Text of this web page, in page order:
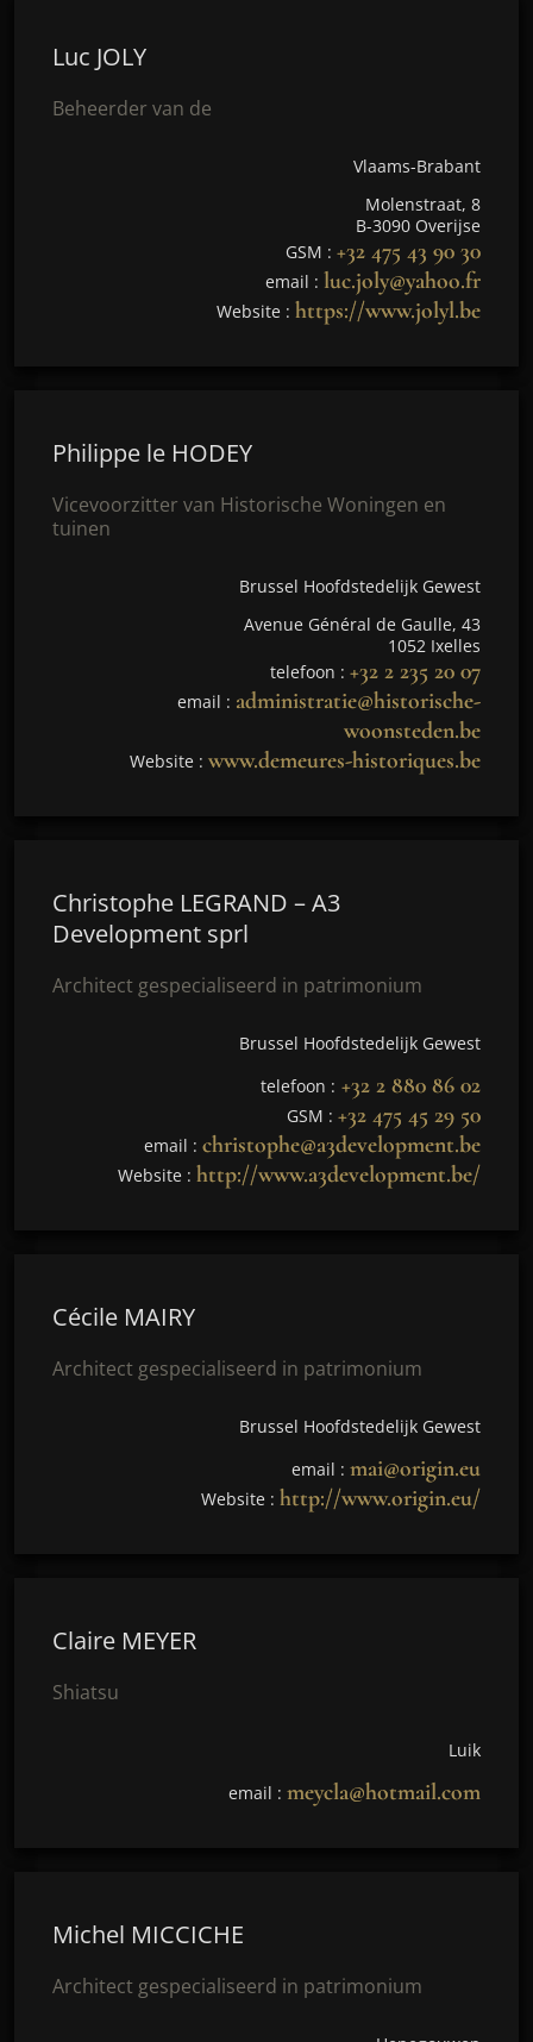
Luc JOLY
Beheerder van de
Vlaams-Brabant
Molenstraat, 8
B-3090 Overijse
GSM : +32 475 43 90 30
email : luc.joly@yahoo.fr
Website : https://www.jolyl.be
Philippe le HODEY
Vicevoorzitter van Historische Woningen en
tuinen
Brussel Hoofdstedelijk Gewest
Avenue Général de Gaulle, 43
1052 Ixelles
telefoon : +32 2 235 20 07
email : administratie@historische-
woonsteden.be
Website : www.demeures-historiques.be
Christophe LEGRAND – A3
Development sprl
Architect gespecialiseerd in patrimonium
Brussel Hoofdstedelijk Gewest
telefoon : +32 2 880 86 02
GSM : +32 475 45 29 50
email : christophe@a3development.be
Website : http://www.a3development.be/
Cécile MAIRY
Architect gespecialiseerd in patrimonium
Brussel Hoofdstedelijk Gewest
email : mai@origin.eu
Website : http://www.origin.eu/
Claire MEYER
Shiatsu
Luik
email : meycla@hotmail.com
Michel MICCICHE
Architect gespecialiseerd in patrimonium